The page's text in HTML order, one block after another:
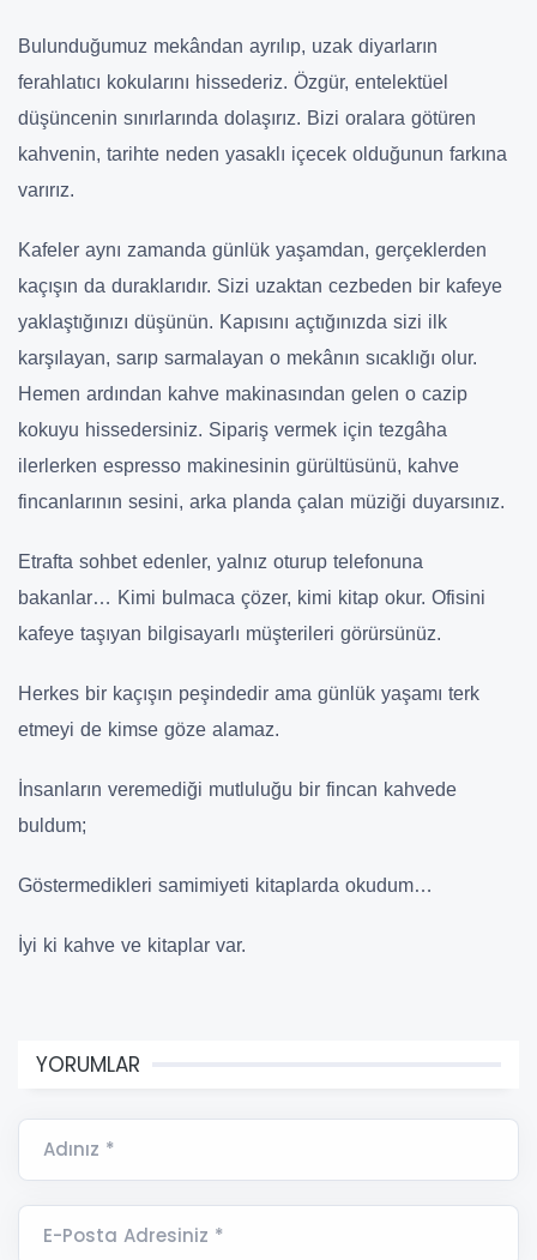
Bulunduğumuz mekândan ayrılıp, uzak diyarların
ferahlatıcı kokularını hissederiz. Özgür, entelektüel
düşüncenin sınırlarında dolaşırız. Bizi oralara götüren
kahvenin, tarihte neden yasaklı içecek olduğunun farkına
varırız.
Kafeler aynı zamanda günlük yaşamdan, gerçeklerden
kaçışın da duraklarıdır. Sizi uzaktan cezbeden bir kafeye
yaklaştığınızı düşünün. Kapısını açtığınızda sizi ilk
karşılayan, sarıp sarmalayan o mekânın sıcaklığı olur.
Hemen ardından kahve makinasından gelen o cazip
kokuyu hissedersiniz. Sipariş vermek için tezgâha
ilerlerken espresso makinesinin gürültüsünü, kahve
fincanlarının sesini, arka planda çalan müziği duyarsınız.
Etrafta sohbet edenler, yalnız oturup telefonuna
bakanlar… Kimi bulmaca çözer, kimi kitap okur. Ofisini
kafeye taşıyan bilgisayarlı müşterileri görürsünüz.
Herkes bir kaçışın peşindedir ama günlük yaşamı terk
etmeyi de kimse göze alamaz.
İnsanların veremediği mutluluğu bir fincan kahvede
buldum;
Göstermedikleri samimiyeti kitaplarda okudum…
İyi ki kahve ve kitaplar var.
YORUMLAR
Adınız *
E-Posta Adresiniz *